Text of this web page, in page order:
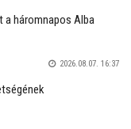
a háromnapos Alba
2026.08.07. 16:37